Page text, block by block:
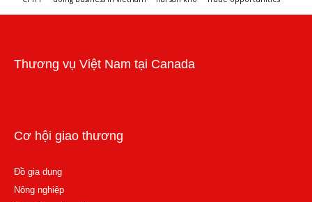
Thương vụ Việt Nam tại Canada
Cơ hội giao thương
Đồ gia dụng
Nông nghiệp